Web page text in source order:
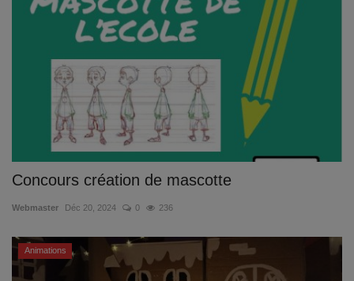
Concours création de mascotte
Webmaster Déc 20, 2024 0 236
Animations